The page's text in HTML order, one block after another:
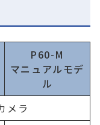
P60-M
マニュアルモデ
ル
メラ